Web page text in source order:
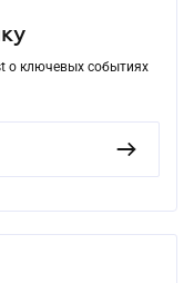
о ключевых событиях